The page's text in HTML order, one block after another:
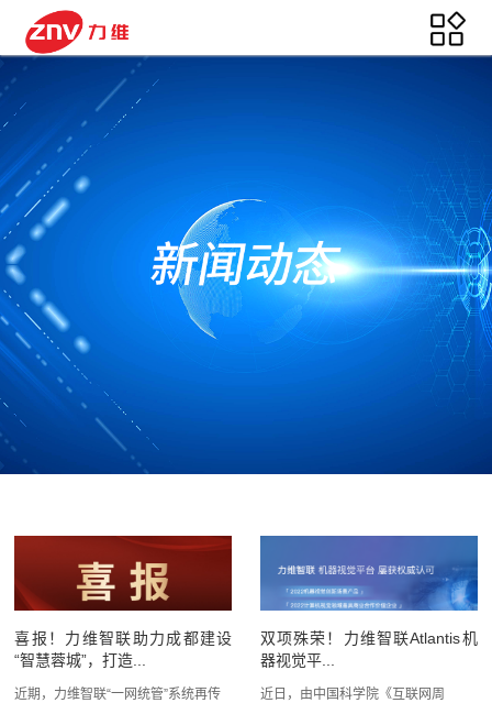
喜报！力维智联助力成都建设
“智慧蓉城”，打造...
近期，力维智联“一网统管”系统再传
双项殊荣！力维智联Atlantis机
器视觉平...
近日，由中国科学院《互联网周